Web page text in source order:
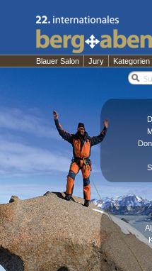
Blauer Salon Jury Kategorien